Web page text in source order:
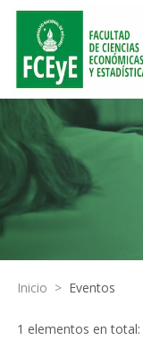
Inicio > Eventos
1 elementos en total: